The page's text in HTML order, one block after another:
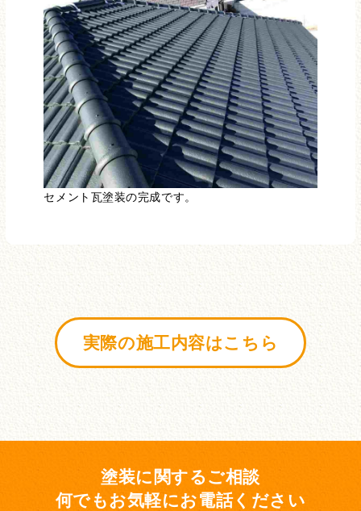
セメント瓦塗装の完成です。
実際の施工内容はこちら
塗装に関するご相談
何でもお気軽にお電話ください